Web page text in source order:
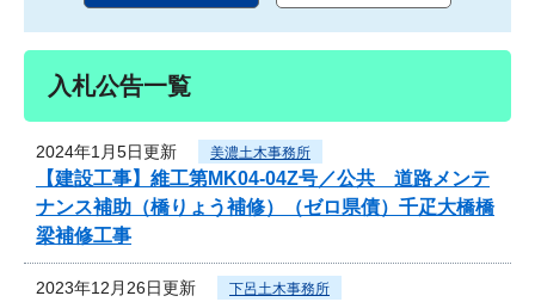
入札公告一覧
2024年1月5日更新 美濃土木事務所
【建設工事】維工第MK04-04Z号／公共 道路メンテ
ナンス補助（橋りょう補修）（ゼロ県債）千疋大橋橋
梁補修工事
2023年12月26日更新 下呂土木事務所